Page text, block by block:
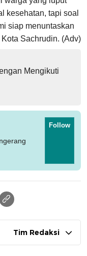
kesehatan, tapi soal
siap menuntaskan
Sachrudin. (Adv)
Mengikuti
Follow
Tim Redaksi